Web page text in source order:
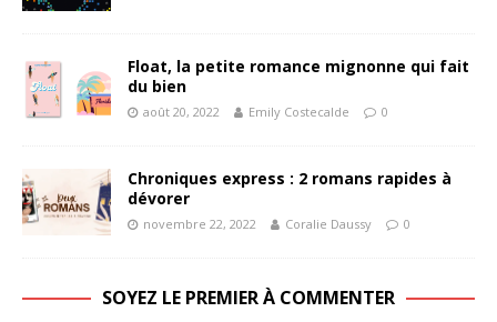
Float, la petite romance mignonne qui fait
du bien
août 20, 2022 Emily Costecalde 0
Chroniques express : 2 romans rapides à
dévorer
novembre 22, 2022 Coralie Daussy 0
SOYEZ LE PREMIER À COMMENTER